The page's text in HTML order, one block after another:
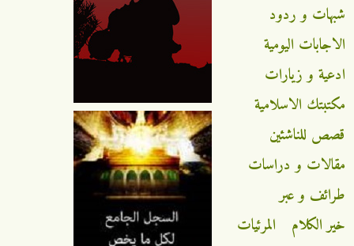
شبهات و ردود
الاجابات اليومية
ادعية و زيارات
مكتبتك الاسلامية
قصص للناشئين
مقالات و دراسات
طرائف و عبر
خير الكلام
المرئيات